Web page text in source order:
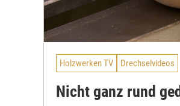
Holzwerken TV Drechselvideos
Nicht ganz rund